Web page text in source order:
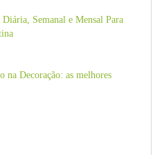
Semanal e Mensal Para
na Decoração: as melhores